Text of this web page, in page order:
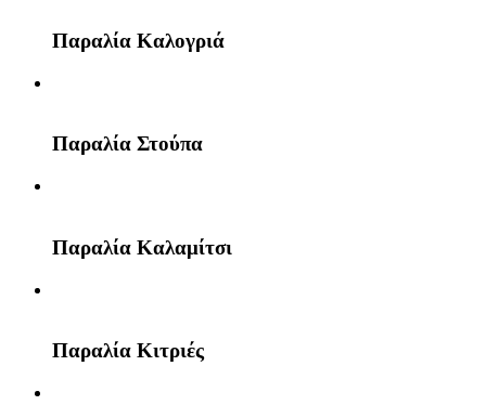
Παραλία Καλογριά
Παραλία Στούπα
Παραλία Καλαμίτσι
Παραλία Κιτριές